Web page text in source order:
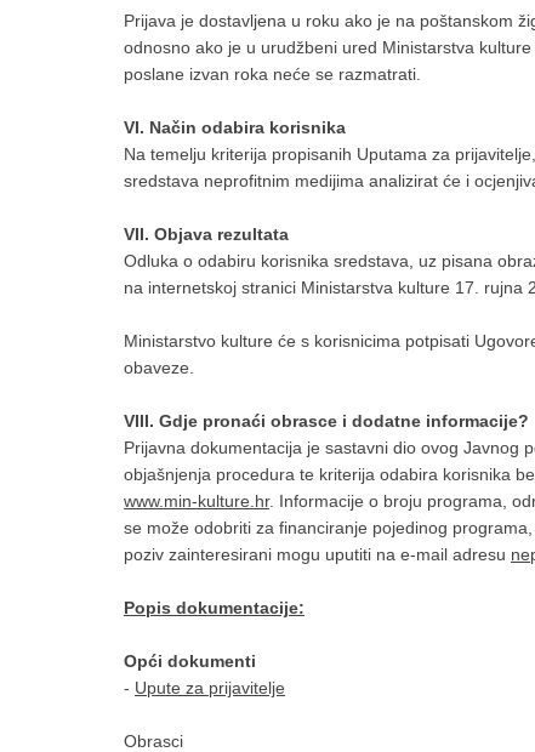
Prijava je dostavljena u roku ako je na poštanskom
odnosno ako je u urudžbeni ured Ministarstva
poslane izvan roka neće se razmatrati.
VI. Način odabira korisnika
Na temelju kriterija propisanih Uputama za
sredstava neprofitnim medijima analizirat će i
VII. Objava rezultata
Odluka o odabiru korisnika sredstava, uz pisana
na internetskoj stranici Ministarstva kulture 17. rujna
Ministarstvo kulture će s korisnicima potpisati
obaveze.
VIII. Gdje pronaći obrasce i dodatne informacije?
Prijavna dokumentacija je sastavni dio ovog Javnog
objašnjenja procedura te kriterija odabira korisnika
www.min-kulture.hr. Informacije o broju programa,
se može odobriti za financiranje pojedinog
poziv zainteresirani mogu uputiti na e-mail adresu
Popis dokumentacije:
Opći dokumenti
- Upute za prijavitelje
Obrasci